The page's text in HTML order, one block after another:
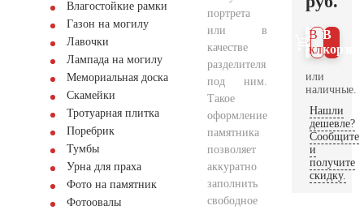
Влагостойкие рамки
Газон на могилу
Лавочки
Лампада на могилу
Мемориальная доска
Скамейки
Тротуарная плитка
Поребрик
Тумбы
Урна для праха
Фото на памятник
Фотоовалы
портрета
или в
качестве
разделителя
под ним.
Такое
оформление
памятника
позволяет
аккуратно
заполнить
свободное
В
В 1
клик
или
наличные.
Нашли
дешевле?
Сообщите
и
получите
скидку.